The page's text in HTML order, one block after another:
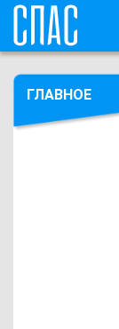
ГЛАВНОЕ